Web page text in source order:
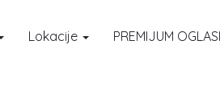
Lokacije PREMIJUM OGLASI